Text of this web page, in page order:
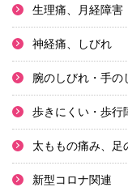
生理痛、月経障害
神経痛、しびれ
腕のしびれ・手の
歩きにくい・歩行
太ももの痛み、足
新型コロナ関連